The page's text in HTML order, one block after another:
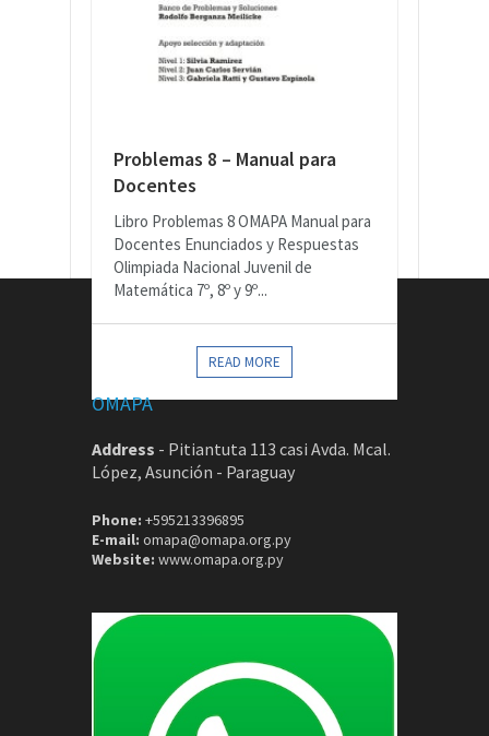
Problemas 8 – Manual para
Docentes
Libro Problemas 8 OMAPA Manual para
Docentes Enunciados y Respuestas
Olimpiada Nacional Juvenil de
Matemática 7º, 8º y 9º...
READ MORE
OMAPA
Address - Pitiantuta 113 casi Avda. Mcal.
López, Asunción - Paraguay
Phone: +595213396895
E-mail: omapa@omapa.org.py
Website: www.omapa.org.py